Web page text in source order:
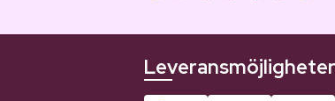
Leveransmöjligheter